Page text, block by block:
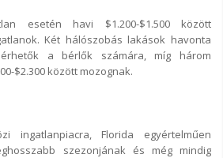
esetén havi $1.200-$1.500 között
Két hálószobás lakások havonta
a bérlők számára, míg három
$2.300 között mozognak.
ingatlanpiacra, Florida egyértelműen
szezonjának és még mindig